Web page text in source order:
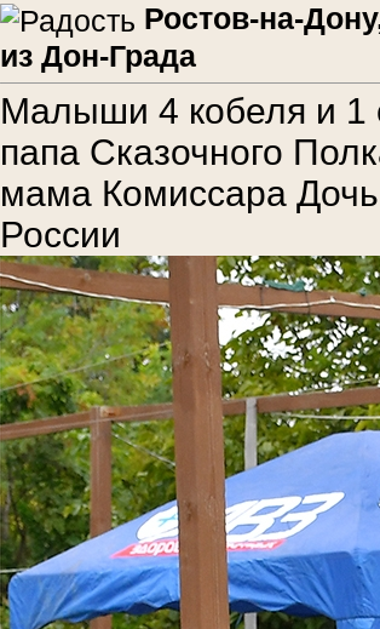
Ростов-на-
из Дон-Града
Малыши 4 кобеля и 1
папа Сказочного
мама Комиссара
России